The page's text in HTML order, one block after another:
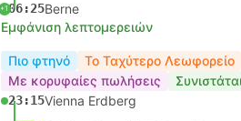
+106:25Berne
Εμφάνιση λεπτομερειών
Πιο φτηνό Το Ταχύτερο Λεωφορείο
Με κορυφαίες πωλήσεις
23:15Vienna Erdberg